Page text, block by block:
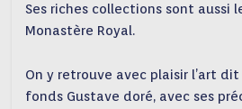
Ses riches collections sont aussi
Monastère Royal.
On y retrouve avec plaisir l’art
fonds Gustave doré, avec ses